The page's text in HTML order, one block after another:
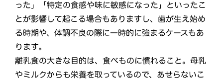
った」「特定の食感や味に敏感になった」といったこ
とが影響して起こる場合もありますし、歯が生え始め
る時期や、体調不良の際に一時的に強まるケースもあ
ります。
離乳食の大きな目的は、食べものに慣れること。母乳
やミルクからも栄養を取っているので、あせらないこ